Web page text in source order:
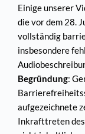
Einige unserer
die vor dem 28.
vollständig
insbesondere
Begründung:
aufgezeichnete
Inkrafttreten